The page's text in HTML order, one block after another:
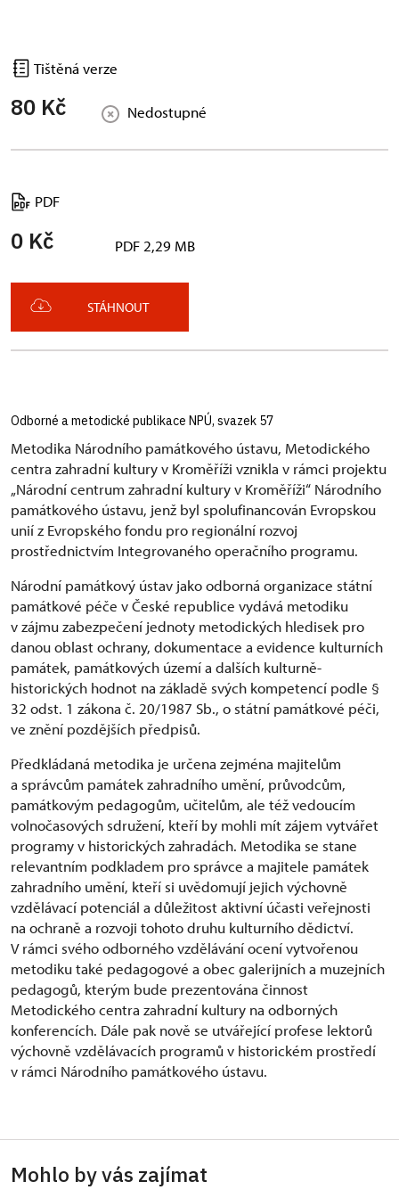
Tištěná verze
80 Kč Nedostupné
PDF
0 Kč PDF 2,29 MB
STÁHNOUT
Odborné a metodické publikace NPÚ, svazek 57
Metodika Národního památkového ústavu, Metodického
centra zahradní kultury v Kroměříži vznikla v rámci projektu
„Národní centrum zahradní kultury v Kroměříži“ Národního
památkového ústavu, jenž byl spolufinancován Evropskou
unií z Evropského fondu pro regionální rozvoj
prostřednictvím Integrovaného operačního programu.
Národní památkový ústav jako odborná organizace státní
památkové péče v České republice vydává metodiku
v zájmu zabezpečení jednoty metodických hledisek pro
danou oblast ochrany, dokumentace a evidence kulturních
památek, památkových území a dalších kulturně-
historických hodnot na základě svých kompetencí podle §
32 odst. 1 zákona č. 20/1987 Sb., o státní památkové péči,
ve znění pozdějších předpisů.
Předkládaná metodika je určena zejména majitelům
a správcům památek zahradního umění, průvodcům,
památkovým pedagogům, učitelům, ale též vedoucím
volnočasových sdružení, kteří by mohli mít zájem vytvářet
programy v historických zahradách. Metodika se stane
relevantním podkladem pro správce a majitele památek
zahradního umění, kteří si uvědomují jejich výchovně
vzdělávací potenciál a důležitost aktivní účasti veřejnosti
na ochraně a rozvoji tohoto druhu kulturního dědictví.
V rámci svého odborného vzdělávání ocení vytvořenou
metodiku také pedagogové a obec galerijních a muzejních
pedagogů, kterým bude prezentována činnost
Metodického centra zahradní kultury na odborných
konferencích. Dále pak nově se utvářející profese lektorů
výchovně vzdělávacích programů v historickém prostředí
v rámci Národního památkového ústavu.
Mohlo by vás zajímat